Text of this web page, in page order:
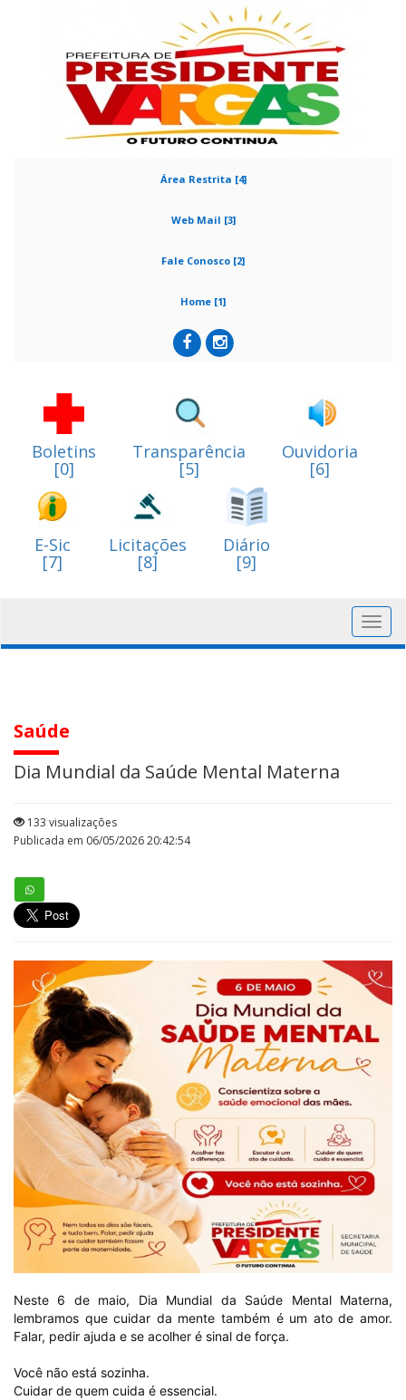
Área Restrita [4]
Web Mail [3]
Fale Conosco [2]
Home [1]
Boletins
[0]
Transparência
[5]
Ouvidoria
[6]
E-Sic
[7]
Licitações
[8]
Diário
[9]
Saúde
Dia Mundial da Saúde Mental Materna
133 visualizações
Publicada em 06/05/2026 20:42:54
Neste 6 de maio, Dia Mundial da Saúde Mental Materna,
lembramos que cuidar da mente também é um ato de amor.
Falar, pedir ajuda e se acolher é sinal de força.
Você não está sozinha.
Cuidar de quem cuida é essencial.